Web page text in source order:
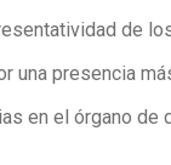
de
una presencia
en el órgano de